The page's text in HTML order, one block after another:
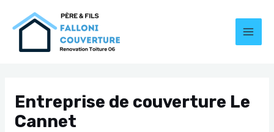
Entreprise de couverture Le
Cannet